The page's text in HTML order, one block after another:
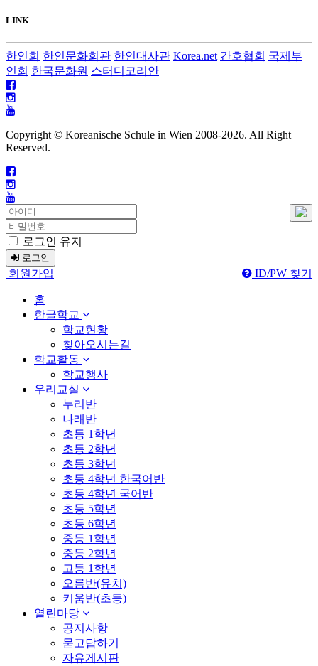
LINK
한인회 한인문화회관 한인대사관 Korea.net 간호협회 국제부
인회 한국문화원 스터디코리안
Copyright © Koreanische Schule in Wien 2008-2026. All Right
Reserved.
로그인 유지
로그인
회원가입 ID/PW 찾기
홈
한글학교
학교현황
찾아오시는길
학교활동
학교행사
우리교실
누리반
나래반
초등 1학년
초등 2학년
초등 3학년
초등 4학년 한국어반
초등 4학년 국어반
초등 5학년
초등 6학년
중등 1학년
중등 2학년
고등 1학년
오름반(유치)
키움반(초등)
열린마당
공지사항
묻고답하기
자유게시판